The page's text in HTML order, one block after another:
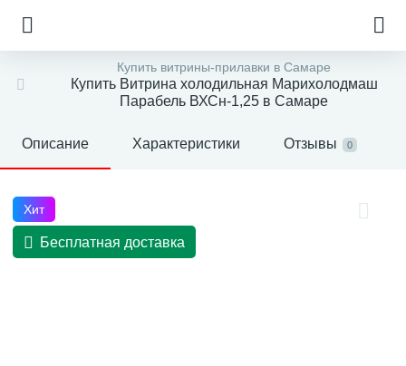
Купить витрины-прилавки в Самаре
Купить Витрина холодильная Марихолодмаш
Парабель ВХСн-1,25 в Самаре
Описание Характеристики Отзывы 0
Хит
Бесплатная доставка